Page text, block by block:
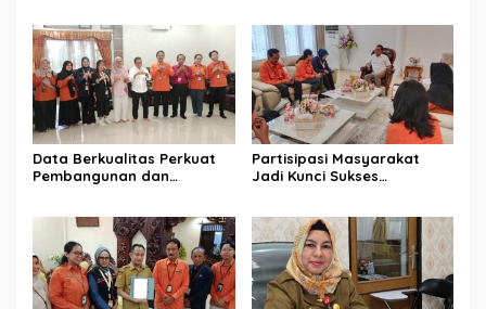
Data Berkualitas Perkuat
Pembangunan dan
Partisipasi Masyarakat
Jadi Kunci Sukses